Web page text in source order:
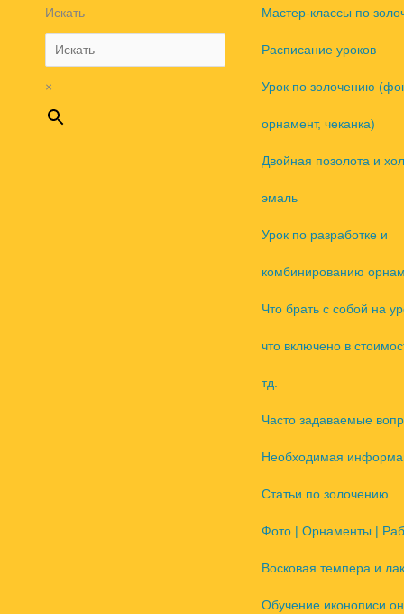
Искать
×
Мастер-классы по
Расписание уроков
Урок по золочению
орнамент, чеканка)
Двойная позолота и
эмаль
Урок по разработке и
комбинированию
Что брать с собой на
что включено в
тд.
Часто задаваемые
Необходимая
Статьи по золочению
Фото | Орнаменты |
Восковая темпера и лак
Обучение иконописи